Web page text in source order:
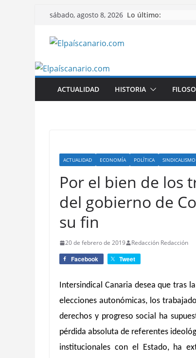
Saltar
contenido
sábado, agosto 8, 2026 Lo último:
ACTUALIDAD HISTORIA
ACTUALIDAD ECONOMÍA POLÍTICA SINDICALISMO
Por el bien de los
del gobierno de
su fin
20 de febrero de 2019 Redacción Redacción
Facebook Tweet
Intersindical Canaria desea que tras
elecciones autonómicas, los
derechos y progreso social ha
pérdida absoluta de referentes
institucionales con el Estado, ha